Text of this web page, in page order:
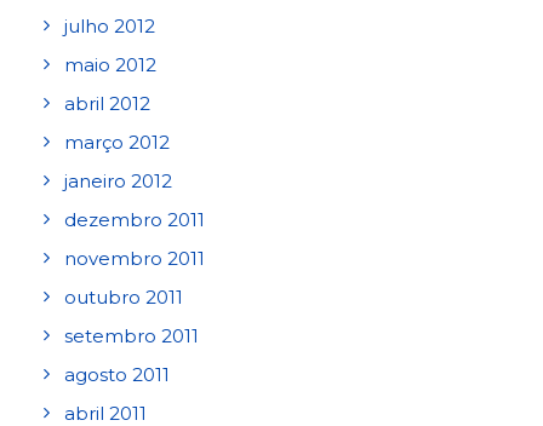
julho 2012
maio 2012
abril 2012
março 2012
janeiro 2012
dezembro 2011
novembro 2011
outubro 2011
setembro 2011
agosto 2011
abril 2011